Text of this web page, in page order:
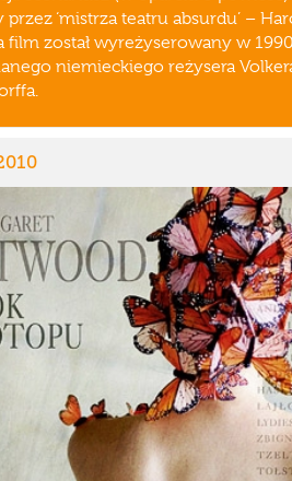
przez ‘mistrza teatru absurdu’ –
film został wyreżyserowany w
niemieckiego reżysera